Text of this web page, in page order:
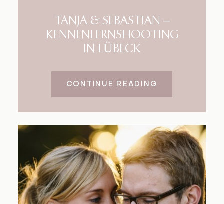
TANJA & SEBASTIAN –
KENNENLERNSHOOTING
IN LÜBECK
CONTINUE READING